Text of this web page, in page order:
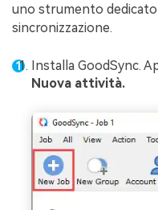
uno strumento
sincronizzazione.
Installa GoodSync.
Nuova attività.